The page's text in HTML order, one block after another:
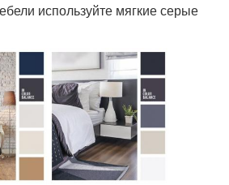
используйте мягкие серые